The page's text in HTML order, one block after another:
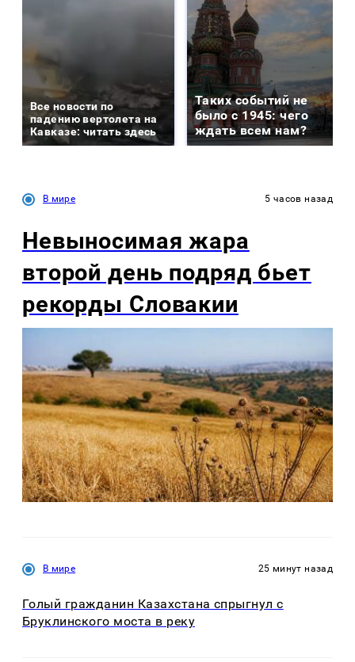
Все новости по
падению вертолета на
Кавказе: читать здесь
Таких событий не
было с 1945: чего
ждать всем нам?
В мире 5 часов назад
Невыносимая жара
второй день подряд бьет
рекорды Словакии
В мире 25 минут назад
Голый гражданин Казахстана спрыгнул с
Бруклинского моста в реку